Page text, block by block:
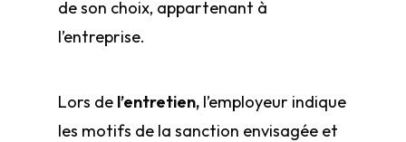
de son choix, appartenant à
l’entreprise.
Lors de l’entretien, l’employeur indique
les motifs de la sanction envisagée et